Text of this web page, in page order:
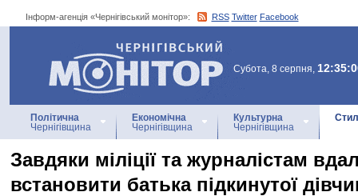
Інформ-агенція «Чернігівський монітор»: RSS Twitter Facebook
Інформ-агенція
«Чернігівський монітор»
Субота, 8 серпня,
Політична
Чернігівщина
Економічна
Чернігівщина
Культурна
Чернігівщина
Завдяки міліції та журналістам
встановити батька підкинутої